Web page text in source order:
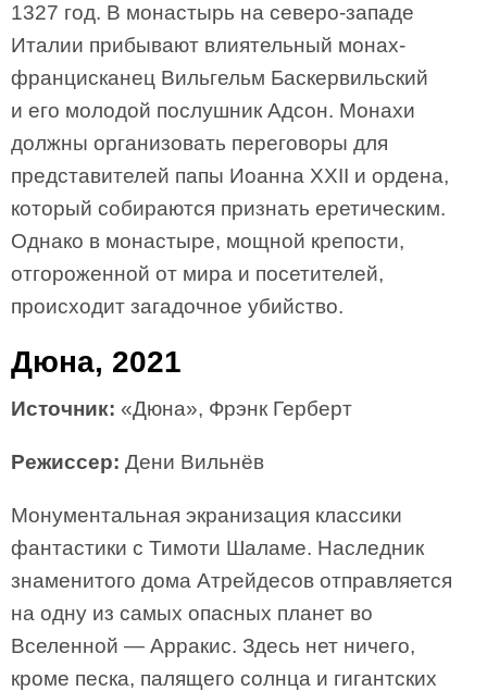
1327 год. В монастырь на северо-западе
Италии прибывают влиятельный монах-
францисканец Вильгельм Баскервильский
и его молодой послушник Адсон. Монахи
должны организовать переговоры для
представителей папы Иоанна XXII и ордена,
который собираются признать еретическим.
Однако в монастыре, мощной крепости,
отгороженной от мира и посетителей,
происходит загадочное убийство.
Дюна, 2021
Источник: «Дюна», Фрэнк Герберт
Режиссер: Дени Вильнёв
Монументальная экранизация классики
фантастики с Тимоти Шаламе. Наследник
знаменитого дома Атрейдесов отправляется
на одну из самых опасных планет во
Вселенной — Арракис. Здесь нет ничего,
кроме песка, палящего солнца и гигантских